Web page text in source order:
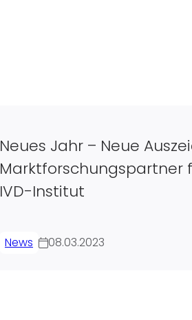
Neues Jahr – Neue
Marktforschungspartner
IVD-Institut
News 08.03.2023